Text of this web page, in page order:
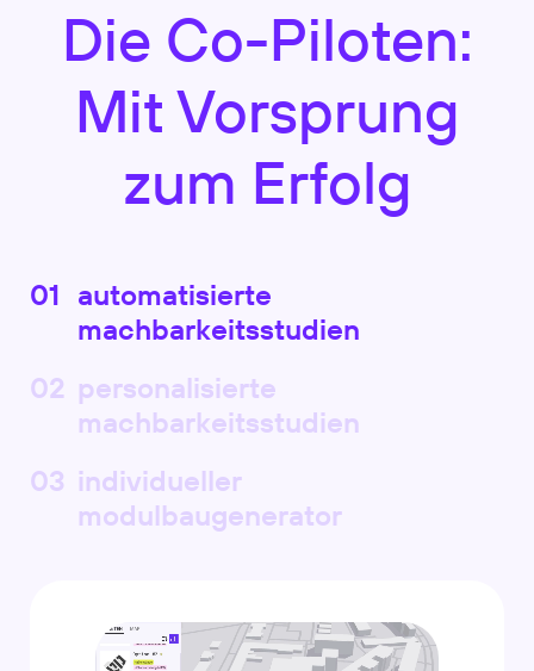
Die Co-Piloten:
Mit Vorsprung
zum Erfolg
automatisierte
machbarkeitsstudien
personalisierte
machbarkeitsstudien
individueller
modulbaugenerator